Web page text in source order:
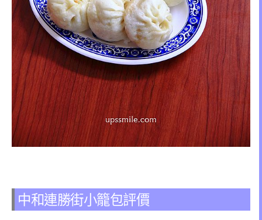
中和連勝街小籠包評價